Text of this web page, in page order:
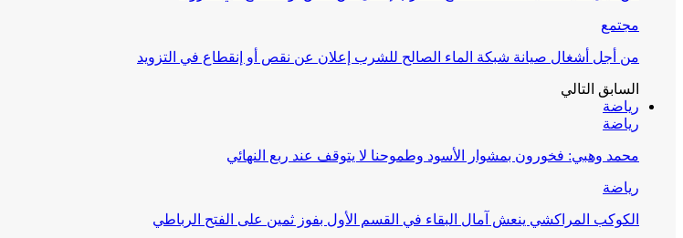
مجتمع
من أجل أشغال صيانة شبكة الماء الصالح للشرب إعلان عن نقص أو إنقطاع في التزويد
السابق التالي
رياضة
رياضة
محمد وهبي: فخورون بمشوار الأسود وطموحنا لا يتوقف عند ربع النهائي
رياضة
الكوكب المراكشي ينعش آمال البقاء في القسم الأول بفوز ثمين على الفتح الرباطي